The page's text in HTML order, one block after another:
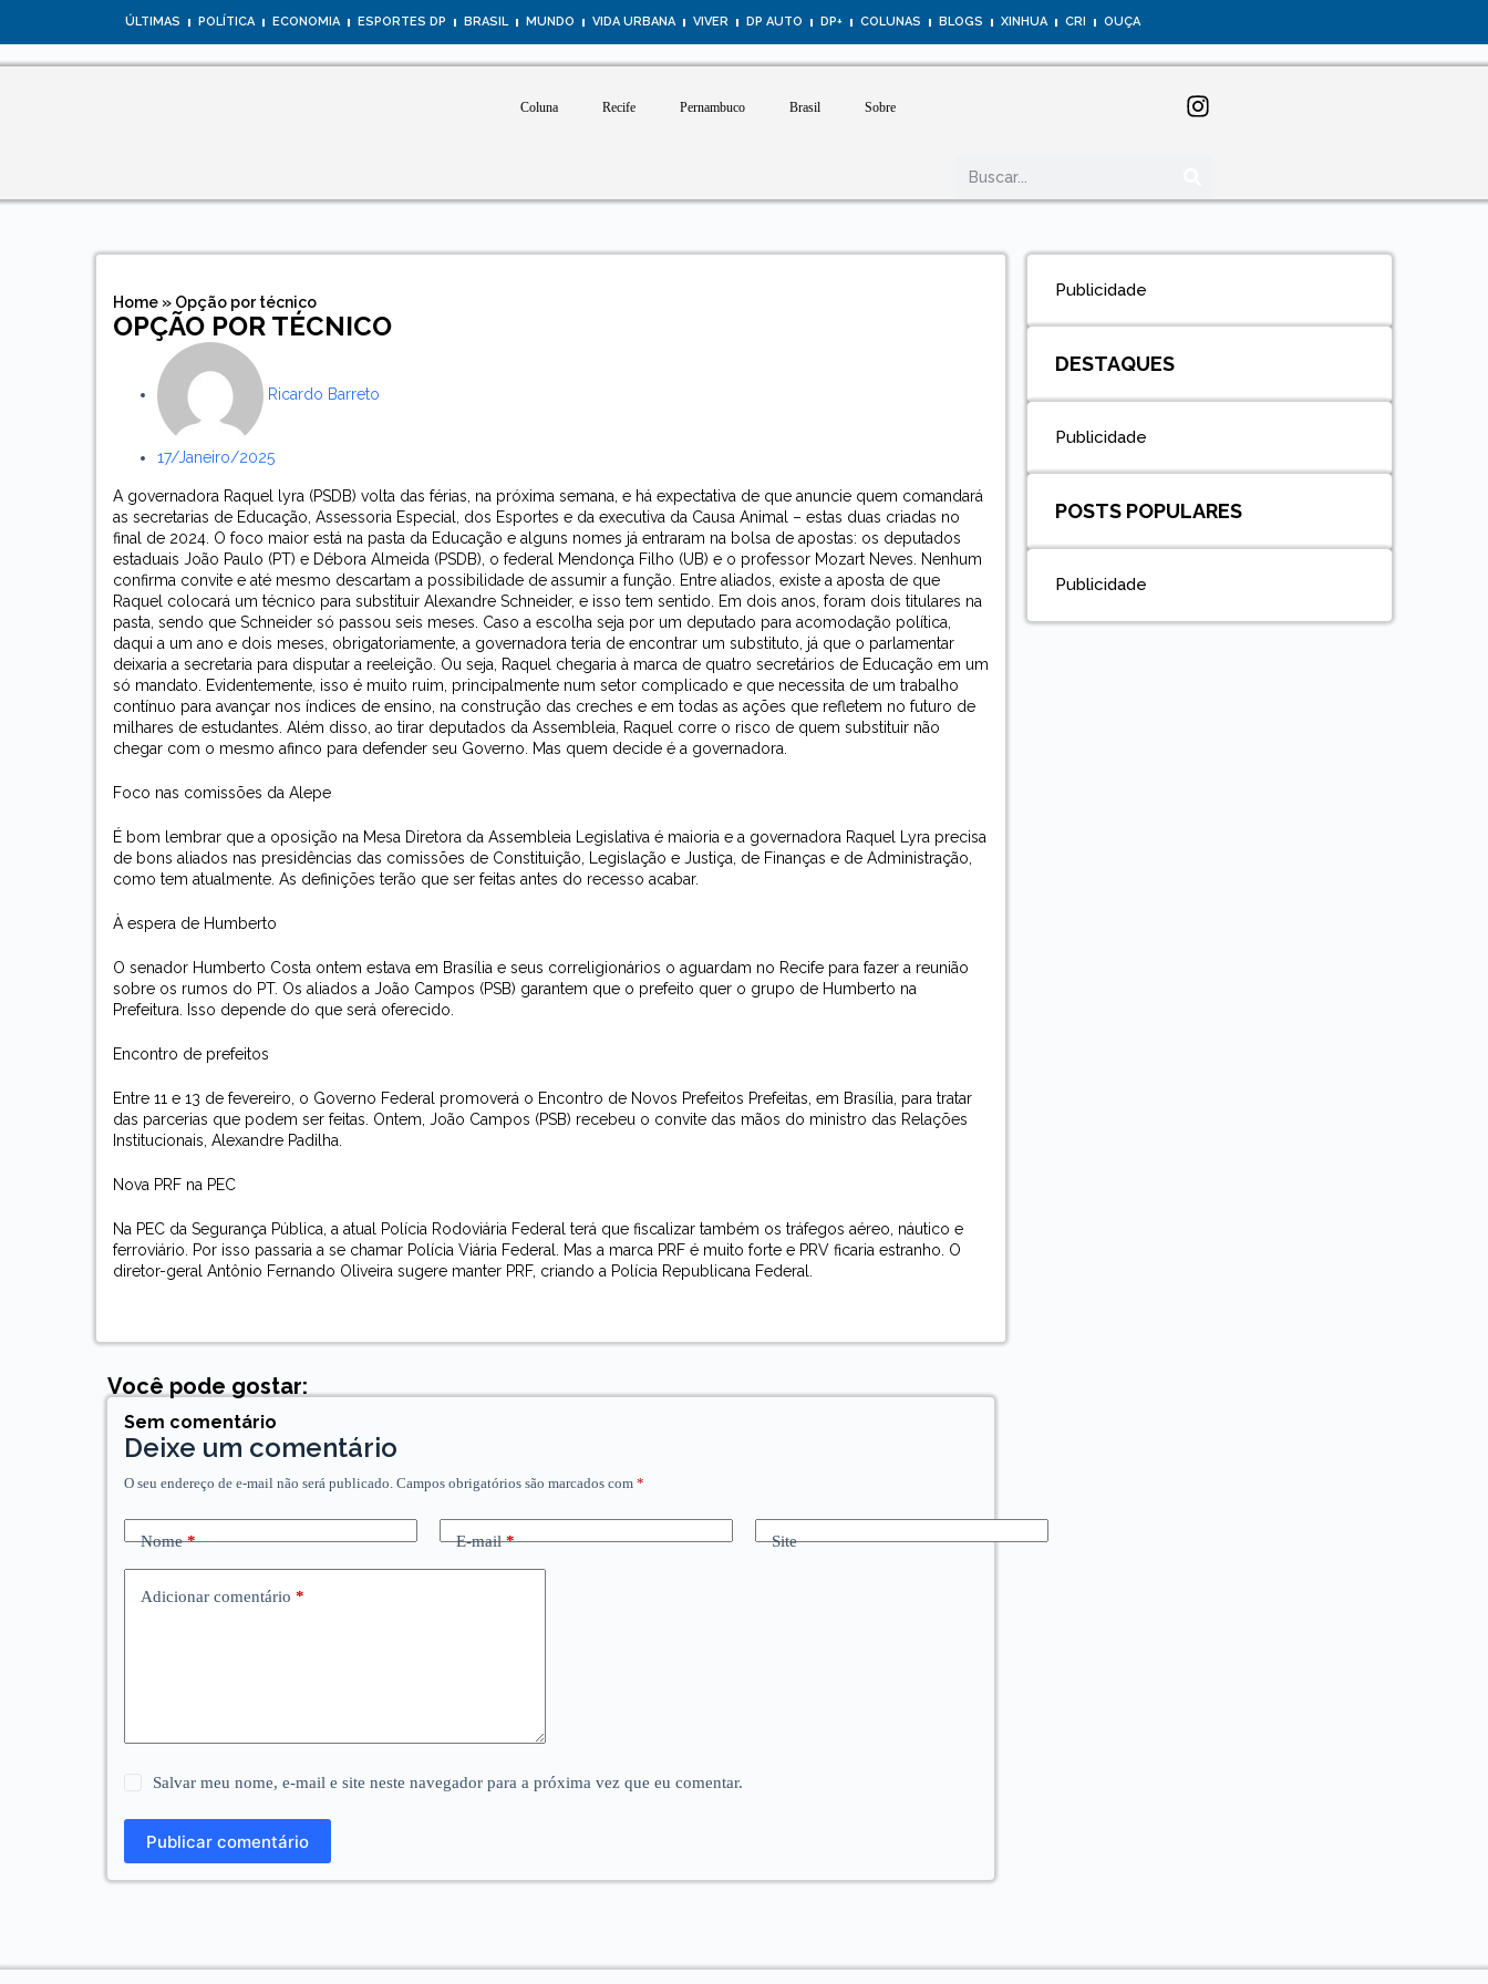
ÚLTIMAS POLÍTICA ECONOMIA ESPORTES DP BRASIL MUNDO VIDA URBANA VIVER DP AUTO DP+ COLUNAS BLOGS XINHUA CRI OUÇA
Coluna Recife Pernambuco Brasil Sobre
Home » Opção por técnico
OPÇÃO POR TÉCNICO
Ricardo Barreto
17/janeiro/2025
A governadora Raquel lyra (PSDB) volta das férias, na próxima semana, e há expectativa de que anuncie quem comandará
as secretarias de Educação, Assessoria Especial, dos Esportes e da executiva da Causa Animal – estas duas criadas no
final de 2024. O foco maior está na pasta da Educação e alguns nomes já entraram na bolsa de apostas: os deputados
estaduais João Paulo (PT) e Débora Almeida (PSDB), o federal Mendonça Filho (UB) e o professor Mozart Neves. Nenhum
confirma convite e até mesmo descartam a possibilidade de assumir a função. Entre aliados, existe a aposta de que
Raquel colocará um técnico para substituir Alexandre Schneider, e isso tem sentido. Em dois anos, foram dois titulares na
pasta, sendo que Schneider só passou seis meses. Caso a escolha seja por um deputado para acomodação política,
daqui a um ano e dois meses, obrigatoriamente, a governadora teria de encontrar um substituto, já que o parlamentar
deixaria a secretaria para disputar a reeleição. Ou seja, Raquel chegaria à marca de quatro secretários de Educação em um
só mandato. Evidentemente, isso é muito ruim, principalmente num setor complicado e que necessita de um trabalho
contínuo para avançar nos índices de ensino, na construção das creches e em todas as ações que refletem no futuro de
milhares de estudantes. Além disso, ao tirar deputados da Assembleia, Raquel corre o risco de quem substituir não
chegar com o mesmo afinco para defender seu Governo. Mas quem decide é a governadora.
Foco nas comissões da Alepe
É bom lembrar que a oposição na Mesa Diretora da Assembleia Legislativa é maioria e a governadora Raquel Lyra precisa
de bons aliados nas presidências das comissões de Constituição, Legislação e Justiça, de Finanças e de Administração,
como tem atualmente. As definições terão que ser feitas antes do recesso acabar.
À espera de Humberto
O senador Humberto Costa ontem estava em Brasília e seus correligionários o aguardam no Recife para fazer a reunião
sobre os rumos do PT. Os aliados a João Campos (PSB) garantem que o prefeito quer o grupo de Humberto na
Prefeitura. Isso depende do que será oferecido.
Encontro de prefeitos
Entre 11 e 13 de fevereiro, o Governo Federal promoverá o Encontro de Novos Prefeitos Prefeitas, em Brasília, para tratar
das parcerias que podem ser feitas. Ontem, João Campos (PSB) recebeu o convite das mãos do ministro das Relações
Institucionais, Alexandre Padilha.
Nova PRF na PEC
Na PEC da Segurança Pública, a atual Polícia Rodoviária Federal terá que fiscalizar também os tráfegos aéreo, náutico e
ferroviário. Por isso passaria a se chamar Polícia Viária Federal. Mas a marca PRF é muito forte e PRV ficaria estranho. O
diretor-geral Antônio Fernando Oliveira sugere manter PRF, criando a Polícia Republicana Federal.
Você pode gostar:
Sem comentário
Deixe um comentário
O seu endereço de e-mail não será publicado. Campos obrigatórios são marcados com*
Nome* E-mail* Site
Adicionar comentário *
Salvar meu nome, e-mail e site neste navegador para a próxima vez que eu comentar.
Publicar comentário
Publicidade
DESTAQUES
Publicidade
POSTS POPULARES
Publicidade